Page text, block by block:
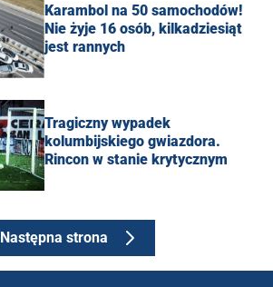
Karambol na 50 samochodów!
Nie żyje 16 osób, kilkadziesiąt
jest rannych
Tragiczny wypadek
kolumbijskiego gwiazdora.
Rincon w stanie krytycznym
Następna strona